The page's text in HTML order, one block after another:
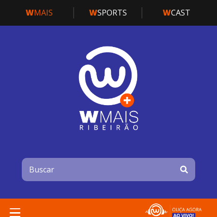
WMAIS WSPORTS WCAST